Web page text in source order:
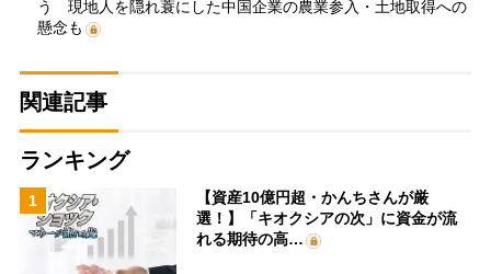
う 現地人を隠れ蓑にした中国企業の農業参入・土地取得への
懸念も
関連記事
ランキング
1
【資産10億円超・かんちさんが厳
選！】「キオクシアの次」に資金が流
れる期待の高…